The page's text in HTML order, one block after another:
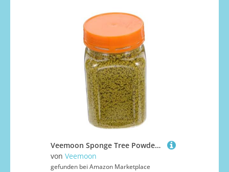
Veemoon Sponge Tree Powder für Miniatur Landschaftsbau Langlebiges Realistisch Wirkendes Terrain-Scatter für DIY Modellbau Garten Eisenbahn Architektur Bushy Tuft Grasstreu
von Veemoon
gefunden bei Amazon Marketplace